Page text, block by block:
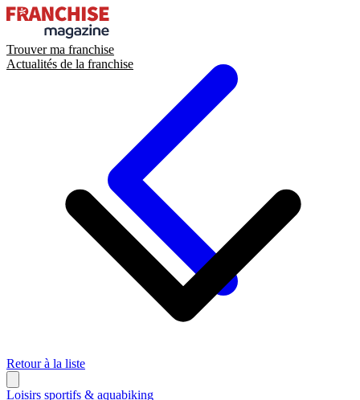
Trouver ma franchise
Actualités de la franchise
Retour à la liste
Loisirs sportifs & aquabiking